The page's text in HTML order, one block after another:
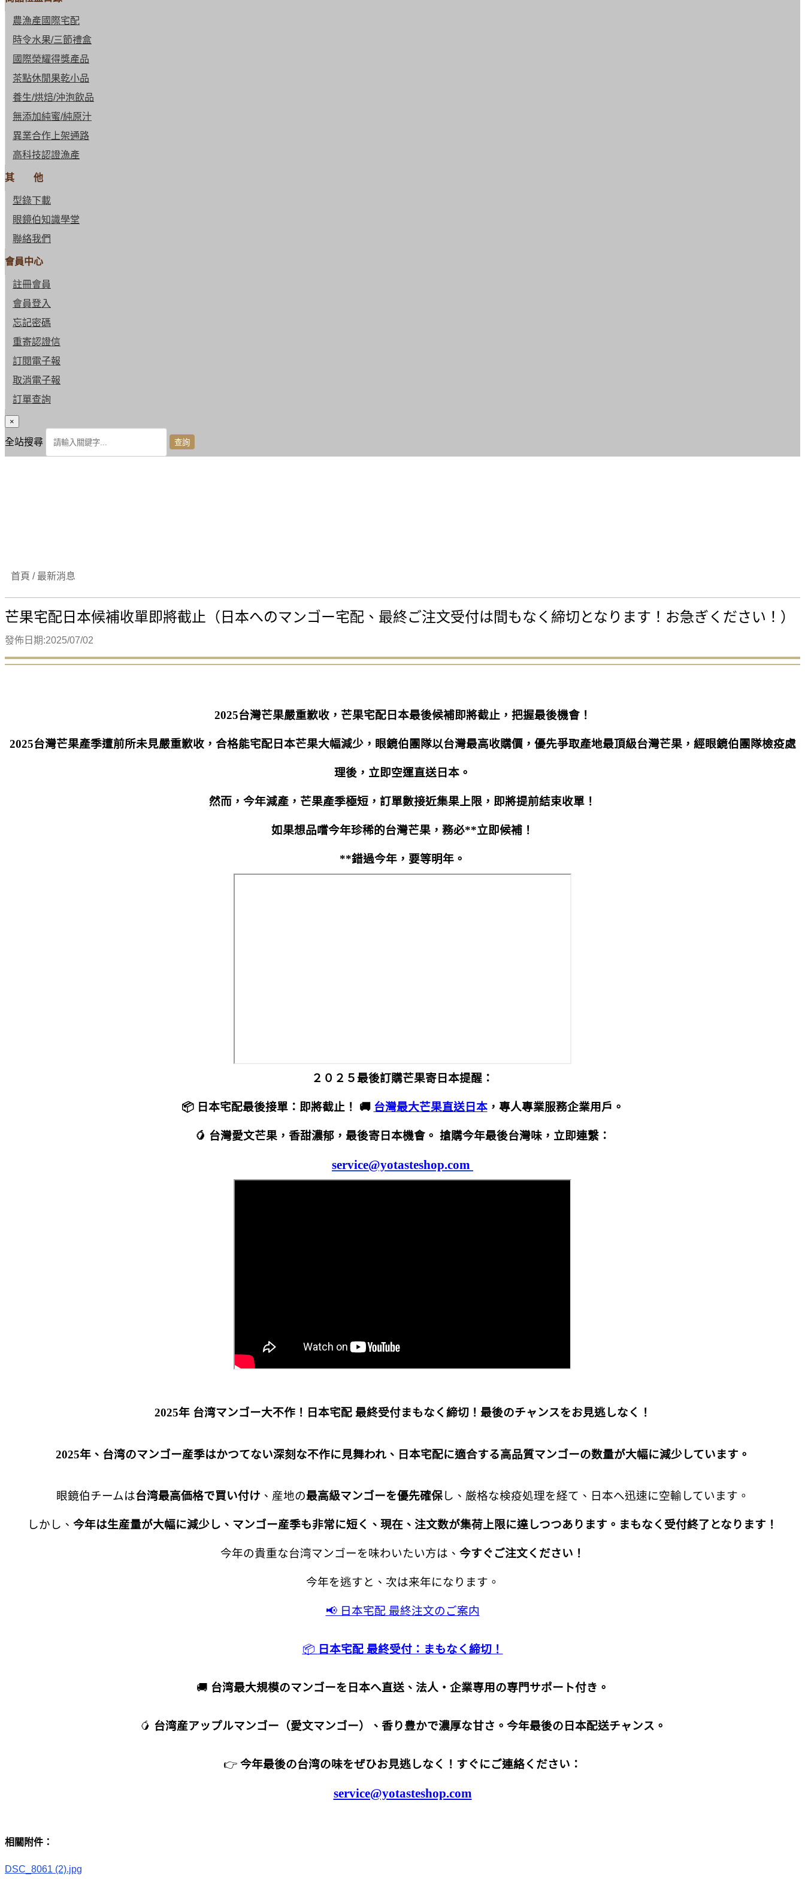
農漁產國際宅配
時令水果/三節禮盒
國際榮耀得獎產品
茶點休閒果乾小品
養生/烘焙/沖泡飲品
無添加純蜜/純原汁
異業合作上架通路
高科技認證漁產
其 他
型錄下載
眼鏡伯知識學堂
聯絡我們
會員中心
註冊會員
會員登入
忘記密碼
重寄認證信
訂閱電子報
取消電子報
訂單查詢
×
全站搜尋
首頁 / 最新消息
芒果宅配日本候補收單即將截止（日本へのマンゴー宅配、最終ご注文受付は間もなく締切となります！お急ぎください！）
發佈日期:2025/07/02
2025台灣芒果嚴重歉收，芒果宅配日本最後候補即將截止，把握最後機會！
2025台灣芒果產季遭前所未見嚴重歉收，合格能宅配日本芒果大幅減少，眼鏡伯團隊以台灣最高收購價，優先爭取產地最頂級台灣芒果，經眼鏡伯團隊檢疫處
理後，立即空運直送日本。
然而，今年減產，芒果產季極短，訂單數接近集果上限，即將提前結束收單！
如果想品嚐今年珍稀的台灣芒果，務必**立即候補！
**錯過今年，要等明年。
２０２５最後訂購芒果寄日本提醒：
📦 日本宅配最後接單：即將截止！ 🚚 台灣最大芒果直送日本，專人專業服務企業用戶。
🥭 台灣愛文芒果，香甜濃郁，最後寄日本機會。 搶購今年最後台灣味，立即連繫：
service@yotasteshop.com
2025年 台湾マンゴー大不作！日本宅配 最終受付まもなく締切！最後のチャンスをお見逃しなく！
2025年、台湾のマンゴー産季はかつてない深刻な不作に見舞われ、日本宅配に適合する高品質マンゴーの数量が大幅に減少しています。
眼鏡伯チームは台湾最高価格で買い付け 、産地の最高級マンゴーを優先確保し、厳格な検疫処理を経て、日本へ迅速に空輸しています。
しかし、 今年は生産量が大幅に減少し、マンゴー産季も非常に短く、現在、注文数が集荷上限に達しつつあります。まもなく受付終了となります！
今年の貴重な台湾マンゴーを味わいたい方は、 今すぐご注文ください！
今年を逃すと、次は来年になります。
📢 日本宅配 最終注文のご案内
📦 日本宅配 最終受付：まもなく締切！
🚚 台湾最大規模のマンゴーを日本へ直送、法人・企業専用の専門サポート付き。
🥭 台湾産アップルマンゴー（愛文マンゴー）、香り豊かで濃厚な甘さ。今年最後の日本配送チャンス。
👉 今年最後の台湾の味をぜひお見逃しなく！すぐにご連絡ください：
service@yotasteshop.com
相關附件：
DSC_8061 (2).jpg